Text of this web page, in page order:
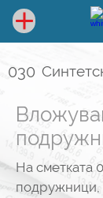
030
На сметката
подружници,